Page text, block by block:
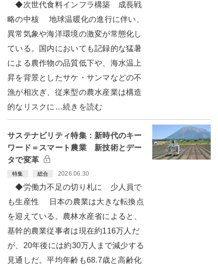
◆次世代食料インフラ構築 成長戦
略の中核 地球温暖化の進行に伴い、
異常気象や海洋環境の激変が常態化し
ている。国内においても記録的な猛暑
による農作物の品質低下や、海水温上
昇を背景としたサケ・サンマなどの不
漁が相次ぎ、従来型の農水産業は構造
的なリスクに…続きを読む
サステナビリティ特集：新時代のキー
ワード＝スマート農業 新技術とデー
タで変革
特集 総合 2026.06.30
◆労働力不足の切り札に 少人員で
も生産性 日本の農業は大きな転換点
を迎えている。農林水産省によると、
基幹的農業従事者は現在約116万人だ
が、20年後には約30万人まで減少する
見通しだ。平均年齢も68.7歳と高齢化